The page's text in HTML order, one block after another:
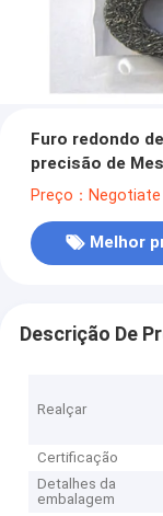
Furo redondo
precisão de
Preço：
Melhor
Descrição De
Realçar
Certificação
Detalhes da
embalagem